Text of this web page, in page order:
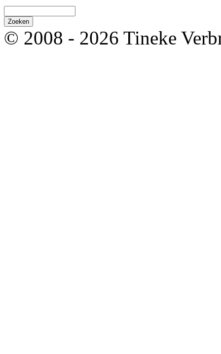
© 2008 - 2026 Tineke